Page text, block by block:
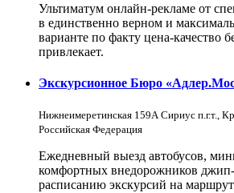
Ультиматум онлайн-рекламе от
в единственно верном и
варианте по факту цена-качество
привлекает.
Экскурсионное Бюро
Нижнеимеретинская 159А Сириус п.г.т.,
Российская Федерация
Ежедневный выезд автобусов,
комфортных внедорожников
расписанию экскурсий на